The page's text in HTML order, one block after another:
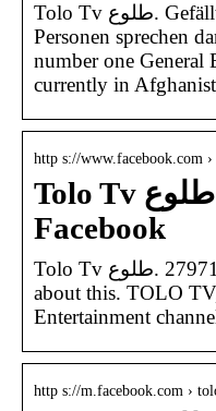
Tolo Tv طلوع‎. Gefällt 2.762.437 Mal · 151.394
Personen sprechen
number one General
currently in
http s://www.facebook.com ›
Tolo Tv طلوع – Photos –
Facebook
Tolo Tv طلوع‎. 2797146 likes · 190988 talking
about this. TOLO
Entertainment
http s://m.facebook.com ›